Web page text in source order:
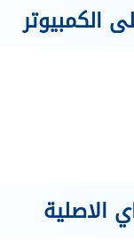
الاصلية